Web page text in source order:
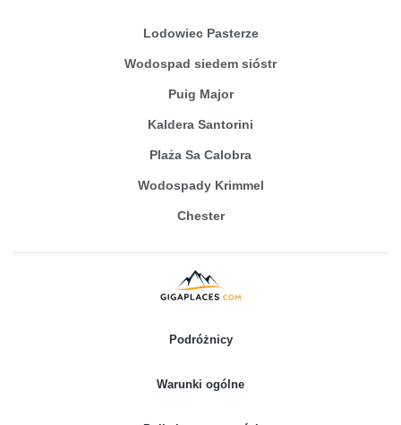
Lodowiec Pasterze
Wodospad siedem sióstr
Puig Major
Kaldera Santorini
Plaża Sa Calobra
Wodospady Krimmel
Chester
Podróżnicy
Warunki ogólne